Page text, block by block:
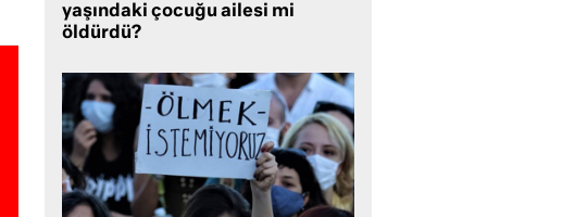
yaşındaki çocuğu ailesi mi
öldürdü?